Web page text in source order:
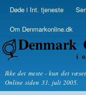
Secondary menu
Døde i Int. tjeneste
Om Denmarkonline.dk
Ikke det meste - kun det
Online siden 31. juli 2005.